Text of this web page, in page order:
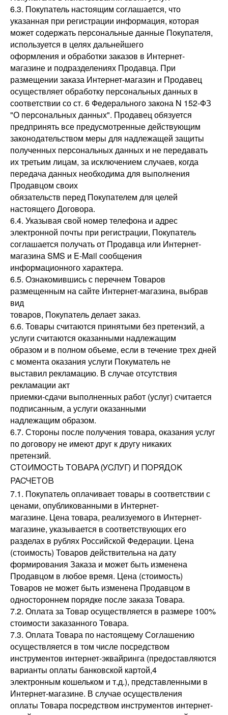
6.3. Покупатель настоящим соглашается, что
указанная при регистрации информация, которая
может содержать персональные данные Покупателя,
используется в целях дальнейшего
оформления и обработки заказов в Интернет-
магазине и подразделениях Продавца. При
размещении заказа Интернет-магазин и Продавец
осуществляет обработку персональных данных в
соответствии со ст. 6 Федерального закона N 152-ФЗ
"О персональных данных". Продавец обязуется
предпринять все предусмотренные действующим
законодательством меры для надлежащей защиты
полученных персональных данных и не передавать
их третьим лицам, за исключением случаев, когда
передача данных необходима для выполнения
Продавцом своих
обязательств перед Покупателем для целей
настоящего Договора.
6.4. Указывая свой номер телефона и адрес
электронной почты при регистрации, Покупатель
соглашается получать от Продавца или Интернет-
магазина SMS и E-Mail сообщения
информационного характера.
6.5. Ознакомившись с перечнем Товаров
размещенным на сайте Интернет-магазина, выбрав
вид
товаров, Покупатель делает заказ.
6.6. Товары считаются принятыми без претензий, а
услуги считаются оказанными надлежащим
образом и в полном объеме, если в течение трех дней
с момента оказания услуги Покуматель не
выставил рекламацию. В случае отсутствия
рекламации акт
приемки-сдачи выполненных работ (услуг) считается
подписанным, а услуги оказанными
надлежащим образом.
6.7. Стороны после получения товара, оказания услуг
по договору не имеют друг к другу никаких
претензий.
СТОИМОСТЬ ТОВАРА (УСЛУГ) И ПОРЯДОК
РАСЧЕТОВ
7.1. Покупатель оплачивает товары в соответствии с
ценами, опубликованными в Интернет-
магазине. Цена товара, реализуемого в Интернет-
магазине, указывается в соответствующих его
разделах в рублях Российской Федерации. Цена
(стоимость) Товаров действительна на дату
формирования Заказа и может быть изменена
Продавцом в любое время. Цена (стоимость)
Товаров не может быть изменена Продавцом в
одностороннем порядке после заказа Товара.
7.2. Оплата за Товар осуществляется в размере 100%
стоимости заказанного Товара.
7.3. Оплата Товара по настоящему Соглашению
осуществляется в том числе посредством
инструментов интернет-эквайринга (предоставляются
варианты оплаты банковской картой,4
электронным кошельком и т.д.), представленными в
Интернет-магазине. В случае осуществления
оплаты Товара посредством инструментов интернет-